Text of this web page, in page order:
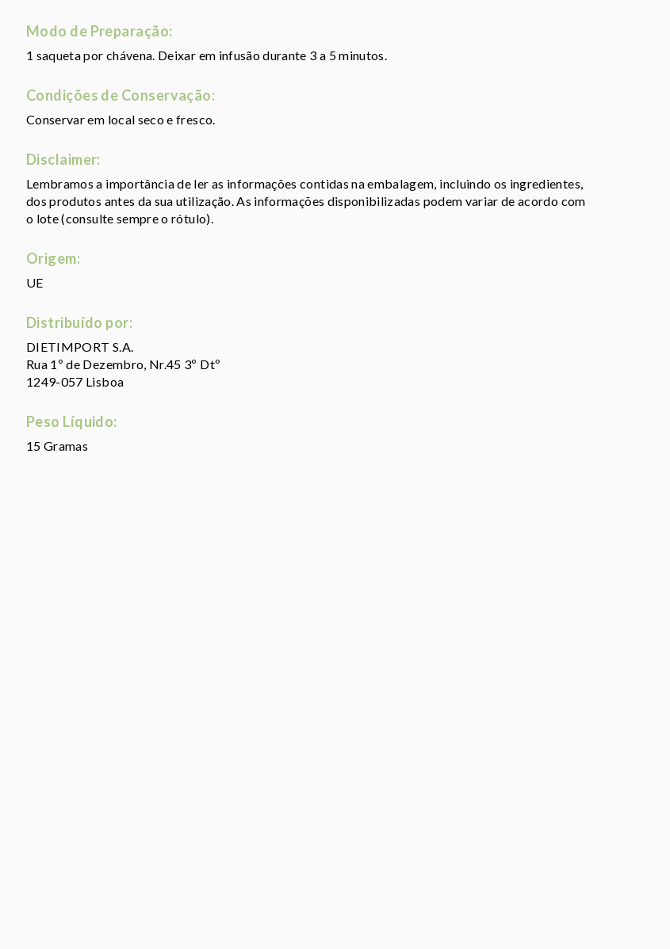
Modo de Preparação:
1 saqueta por chávena. Deixar em infusão durante 3 a 5 minutos.
Condições de Conservação:
Conservar em local seco e fresco.
Disclaimer:
Lembramos a importância de ler as informações contidas na embalagem, incluindo os ingredientes,
dos produtos antes da sua utilização. As informações disponibilizadas podem variar de acordo com
o lote (consulte sempre o rótulo).
Origem:
UE
Distribuído por:
DIETIMPORT S.A.
Rua 1º de Dezembro, Nr.45 3º Dtº
1249-057 Lisboa
Peso Líquido:
15 Gramas